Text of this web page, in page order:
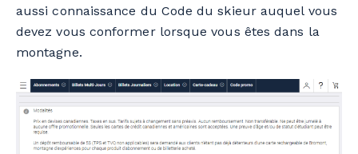
aussi connaissance du Code du skieur auquel vous
devez vous conformer lorsque vous êtes dans la
montagne.